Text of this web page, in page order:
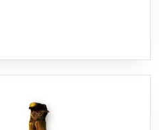
Mélisse